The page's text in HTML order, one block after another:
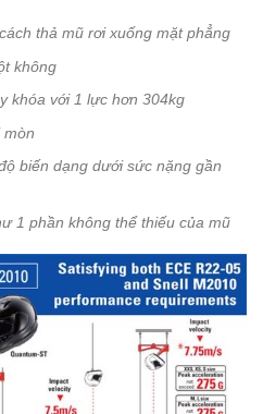
thả mũ rơi xuống mặt phẳng
không
khóa với 1 lực hơn 304kg
mòn
biến dạng dưới sức nặng gần
1 phần không thể thiếu của mũ